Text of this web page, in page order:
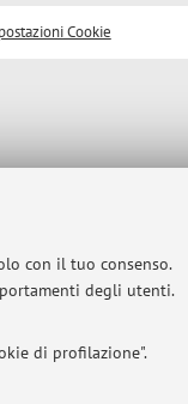
con il tuo consenso.
degli utenti.
di profilazione".
Cookie